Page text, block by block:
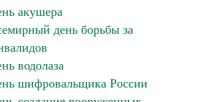
акушера
день борьбы за
водолаза
шифровальщика России